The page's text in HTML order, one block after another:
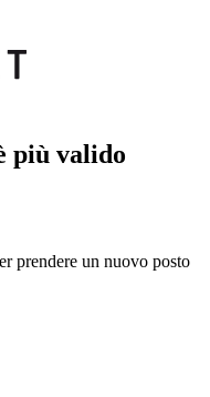
più valido
prendere un nuovo posto